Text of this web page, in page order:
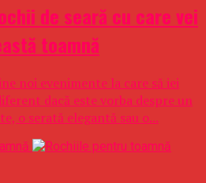
de seară cu care vei
toamnă
noi evenimente la care să iei
dacă este vorba despre un
o serată elegantă sau o...